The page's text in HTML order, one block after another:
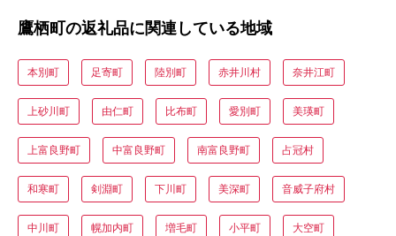
鷹栖町の返礼品に関連している地域
本別町 足寄町 陸別町 赤井川村 奈井江町
上砂川町 由仁町 比布町 愛別町 美瑛町
上富良野町 中富良野町 南富良野町 占冠村
和寒町 剣淵町 下川町 美深町 音威子府村
中川町 幌加内町 増毛町 小平町 大空町